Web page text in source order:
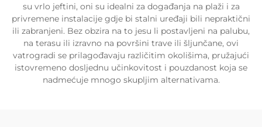
su vrlo jeftini, oni su idealni za događanja na plaži i za
privremene instalacije gdje bi stalni uređaji bili nepraktični
ili zabranjeni. Bez obzira na to jesu li postavljeni na palubu,
na terasu ili izravno na površini trave ili šljunčane, ovi
vatrogradi se prilagođavaju različitim okolišima, pružajući
istovremeno dosljednu učinkovitost i pouzdanost koja se
nadmećuje mnogo skupljim alternativama.